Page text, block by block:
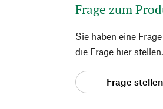
Frage zum
Sie haben eine
die Frage hier
Frage stellen